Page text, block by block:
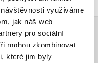
využíváme
jak náš web
pro sociální
mohou zkombinovat
které jim byly